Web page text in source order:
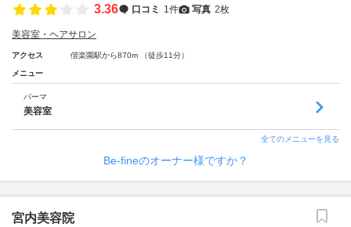
3.36 口コミ 1件 写真 2枚
美容室・ヘアサロン
アクセス 偕楽園駅から870m （徒歩11分）
メニュー
パーマ
美容室
全てのメニューを見る
Be‐fineのオーナー様ですか？
宮内美容院